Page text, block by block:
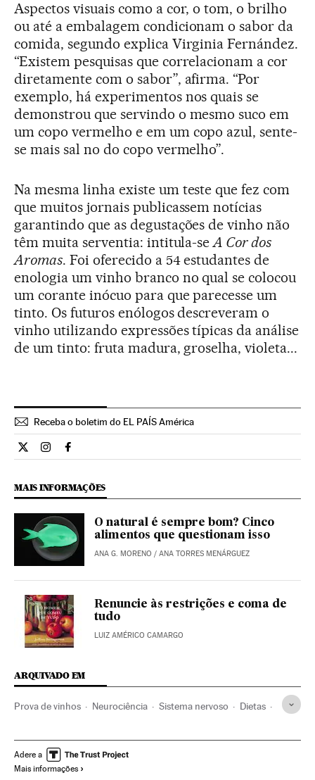
Aspectos visuais como a cor, o tom, o brilho
ou até a embalagem condicionam o sabor da
comida, segundo explica Virginia Fernández.
“Existem pesquisas que correlacionam a cor
diretamente com o sabor”, afirma. “Por
exemplo, há experimentos nos quais se
demonstrou que servindo o mesmo suco em
um copo vermelho e em um copo azul, sente-
se mais sal no do copo vermelho”.
Na mesma linha existe um teste que fez com
que muitos jornais publicassem notícias
garantindo que as degustações de vinho não
têm muita serventia: intitula-seA Cor dos
Aromas. Foi oferecido a 54 estudantes de
enologia um vinho branco no qual se colocou
um corante inócuo para que parecesse um
tinto. Os futuros enólogos descreveram o
vinho utilizando expressões típicas da análise
de um tinto: fruta madura, groselha, violeta...
Receba o boletim do EL PAÍS América
Estilo El País Brasil en Twitter
Estilo El País Brasil en Instagram
Estilo El País Brasil en Facebook
MAIS INFORMAÇÕES
O natural é sempre bom? Cinco
alimentos que questionam isso
ANA G. MORENO / ANA TORRES MENÁRGUEZ
Renuncie às restrições e coma de
tudo
LUIZ AMÉRICO CAMARGO
ARQUIVADO EM
Prova de vinhos Neurociência Sistema nervoso Dietas
Estilo vida Medicina Saúde
Adere a
Mais informações